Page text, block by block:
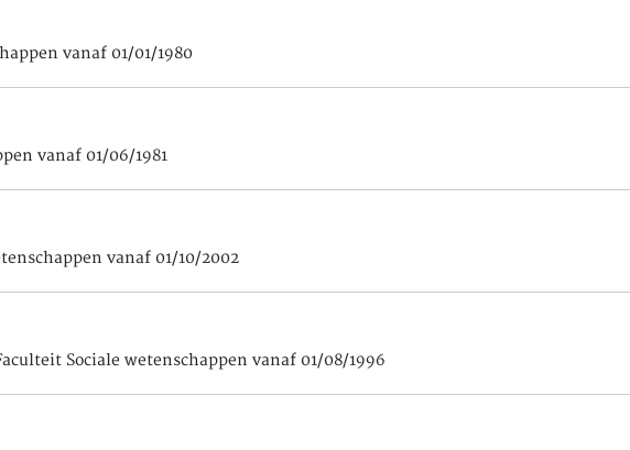
vanaf 01/01/1980
vanaf 01/06/1981
vanaf 01/10/2002
Sociale wetenschappen vanaf 01/08/1996